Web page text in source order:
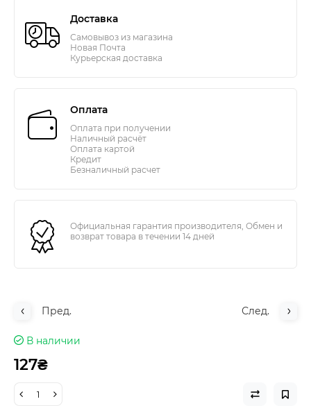
Доставка
Самовывоз из магазина
Новая Почта
Курьерская доставка
Оплата
Оплата при получении
Наличный расчёт
Оплата картой
Кредит
Безналичный расчет
Официальная гарантия производителя, Обмен и
возврат товара в течении 14 дней
Пред. След.
В наличии
127₴